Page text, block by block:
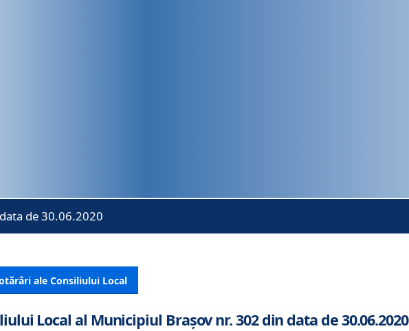
de 30.06.2020
ale Consiliului Local
Local al Municipiul Brașov nr. 302 din data de 30.06.2020